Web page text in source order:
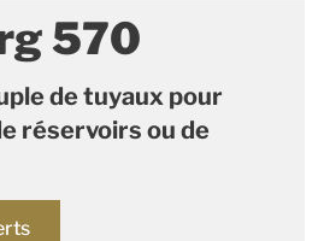
570
de tuyaux pour
réservoirs ou de